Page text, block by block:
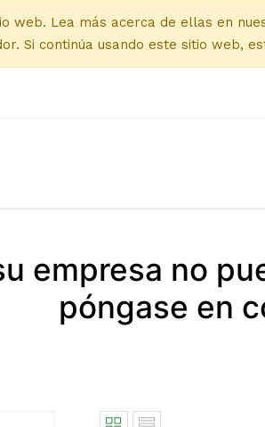
web. Lea más acerca de ellas en
Si continúa usando este sitio web,
empresa no
póngase en